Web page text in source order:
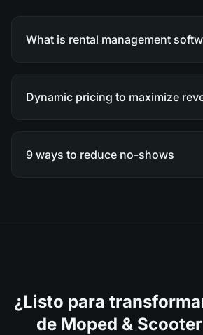
What is rental management
Dynamic pricing to maximize
9 ways to reduce no-shows
¿Listo para
de Moped &